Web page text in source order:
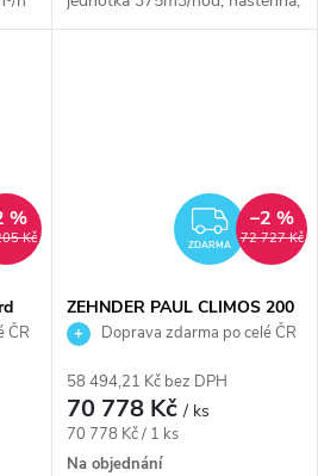
levé provedení,...
Kč
%
ČR
ZDARMA 72 727 Kč
–2 %
ZEHNDER PAUL CLIMOS 200
VL ECO větrací rekuperační
entalpickým výměníkem,
předehřev (typ B)
Doprava zdarma po celé ČR
58 494,21 Kč bez DPH
70 778 Kč/ ks
Měrná
cena:
70 778 Kč / 1 ks
Na objednání